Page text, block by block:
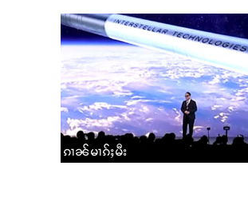
ၵၢၼ်မၢၵ်ႈမီး